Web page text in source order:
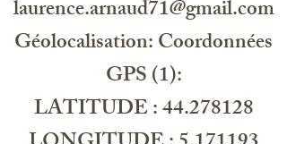
laurence.arnaud71@gmail.com
Géolocalisation: Coordonnées
GPS (1):
LATITUDE : 44.278128